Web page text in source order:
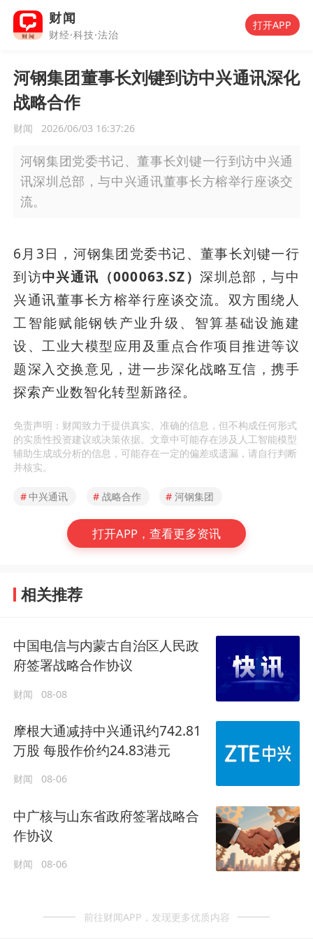
财闻
财经·科技·法治
打开APP
河钢集团董事长刘键到访中兴通讯深化
战略合作
财闻 2026/06/03 16:37:26
河钢集团党委书记、董事长刘键一行到访中兴通
讯深圳总部，与中兴通讯董事长方榕举行座谈交
流。
6月3日，河钢集团党委书记、董事长刘键一行
到访中兴通讯（000063.SZ）深圳总部，与中
兴通讯董事长方榕举行座谈交流。双方围绕人
工智能赋能钢铁产业升级、智算基础设施建
设、工业大模型应用及重点合作项目推进等议
题深入交换意见，进一步深化战略互信，携手
探索产业数智化转型新路径。
免责声明：财闻致力于提供真实、准确的信息，但不构成任何形式
的实质性投资建议或决策依据。文章中可能存在涉及人工智能模型
辅助生成或分析的信息，可能存在一定的偏差或遗漏，请自行判断
并核实。
#中兴通讯 # 战略合作 # 河钢集团
打开APP，查看更多资讯
相关推荐
中国电信与内蒙古自治区人民政
府签署战略合作协议
财闻 08-08
摩根大通减持中兴通讯约742.81
万股 每股作价约24.83港元
财闻 08-06
中广核与山东省政府签署战略合
作协议
财闻 08-06
前往财闻APP，发现更多优质内容